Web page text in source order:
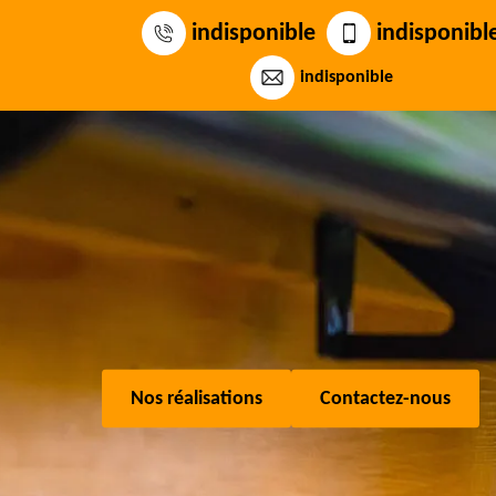
indisponible
indisponible
Nos réalisations Contactez-nous